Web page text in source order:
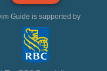
Guide is supported by